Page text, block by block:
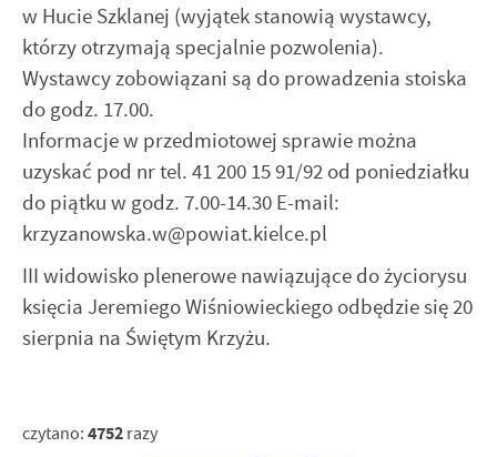
w Hucie Szklanej (wyjątek stanowią wystawcy,
którzy otrzymają specjalnie pozwolenia).
Wystawcy zobowiązani są do prowadzenia stoiska
do godz. 17.00.
Informacje w przedmiotowej sprawie można
uzyskać pod nr tel. 41 200 15 91/92 od poniedziałku
do piątku w godz. 7.00-14.30 E-mail:
krzyzanowska.w@powiat.kielce.pl
III widowisko plenerowe nawiązujące do życiorysu
księcia Jeremiego Wiśniowieckiego odbędzie się 20
sierpnia na Świętym Krzyżu.
czytano: 4752 razy